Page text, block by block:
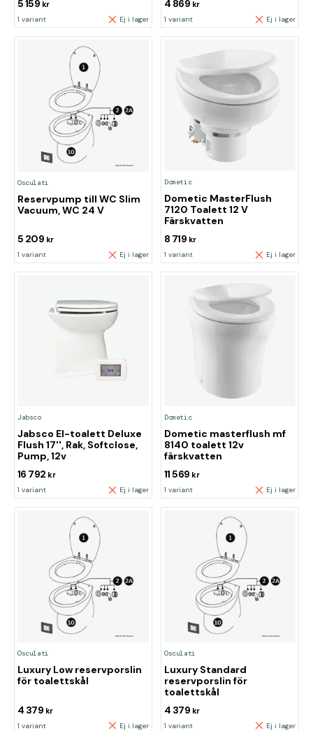
5 159 kr
1 variant Ej i lager
4 869 kr
1 variant Ej i lager
Osculati
Reservpump till WC Slim
Vacuum, WC 24 V
5 209 kr
1 variant Ej i lager
Dometic
Dometic MasterFlush
7120 Toalett 12 V
Färskvatten
8 719 kr
1 variant Ej i lager
Jabsco
Jabsco El-toalett Deluxe
Flush 17'', Rak, Softclose,
Pump, 12v
16 792 kr
1 variant Ej i lager
Dometic
Dometic masterflush mf
8140 toalett 12v
färskvatten
11 569 kr
1 variant Ej i lager
Osculati
Luxury Low reservporslin
för toalettskål
4 379 kr
1 variant Ej i lager
Osculati
Luxury Standard
reservporslin för
toalettskål
4 379 kr
1 variant Ej i lager